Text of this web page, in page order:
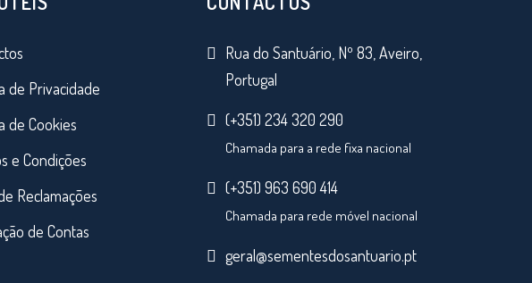
de Privacidade
de Cookies
e Condições
Reclamações
de Contas
Rua do Santuário, Nº 83, Aveiro,
Portugal
(+351) 234 320 290
Chamada para a rede fixa nacional
(+351) 963 690 414
Chamada para rede móvel nacional
geral@sementesdosantuario.pt